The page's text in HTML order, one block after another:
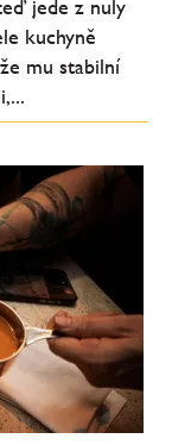
jede z nuly
kuchyně
mu stabilní